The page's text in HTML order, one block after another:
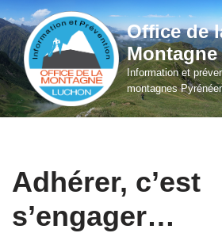
Aller
au
contenu
Office de
Montagne
Information et
montagnes
Adhérer, c’est
s’engager…